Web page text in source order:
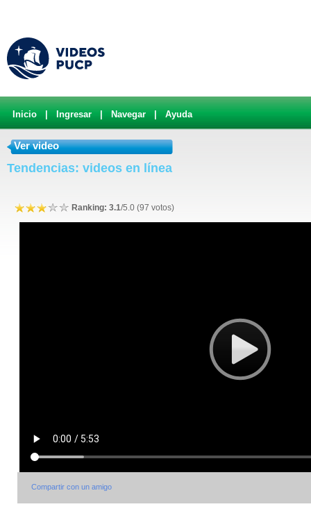
Inicio Ingresar Navegar Ayuda
Ver video
Tendencias: videos en línea
Ranking: 3.1/5.0 (97 votos)
Compartir con un amigo